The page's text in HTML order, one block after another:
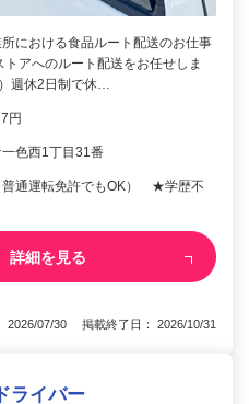
における食品ルート配送のお仕事
アへのルート配送をお任せしま
週休2日制で休…
円
色西1丁目31番
普通運転免許でもOK） ★学歴不
詳細を見る
2026/07/30 掲載終了日： 2026/10/31
ライバー